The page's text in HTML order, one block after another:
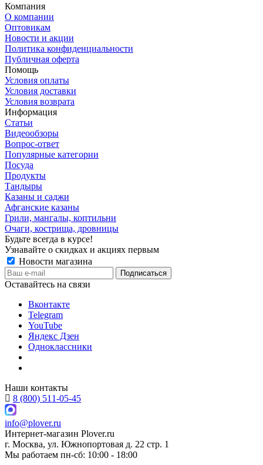
Компания
О компании
Оптовикам
Новости и акции
Политика конфиденциальности
Публичная оферта
Помощь
Условия оплаты
Условия доставки
Условия возврата
Информация
Статьи
Видеообзоры
Вопрос-ответ
Популярные категории
Посуда
Продукты
Тандыры
Казаны и саджи
Афганские казаны
Грили, мангалы, коптильни
Очаги, кострища, дровницы
Будьте всегда в курсе!
Узнавайте о скидках и акциях первым
Новости магазина
Оставайтесь на связи
Вконтакте
Telegram
YouTube
Яндекс Дзен
Одноклассники
Наши контакты
8 (800) 511-05-45
info@plover.ru
Интернет-магазин Plover.ru
г. Москва, ул. Южнопортовая д. 22 стр. 1
Мы работаем пн-сб: 10:00 - 18:00